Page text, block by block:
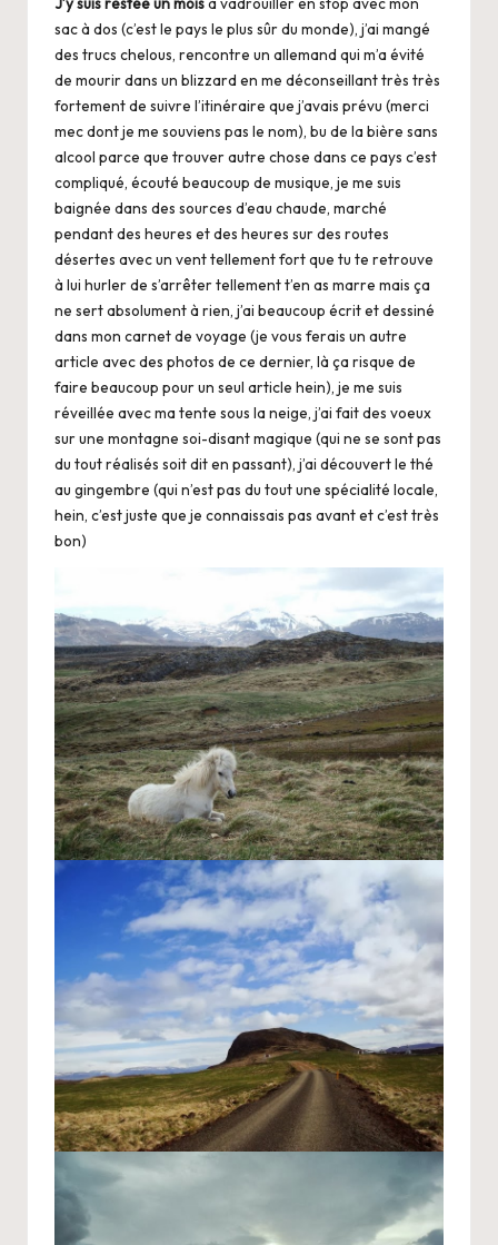
sac à dos (c’est le pays le plus sûr du monde), j’ai mangé
des trucs chelous, rencontre un allemand qui m’a évité
de mourir dans un blizzard en me déconseillant très très
fortement de suivre l’itinéraire que j’avais prévu (merci
mec dont je me souviens pas le nom), bu de la bière sans
alcool parce que trouver autre chose dans ce pays c’est
compliqué, écouté beaucoup de musique, je me suis
baignée dans des sources d’eau chaude, marché
pendant des heures et des heures sur des routes
désertes avec un vent tellement fort que tu te retrouve
à lui hurler de s’arrêter tellement t’en as marre mais ça
ne sert absolument à rien, j’ai beaucoup écrit et dessiné
dans mon carnet de voyage (je vous ferais un autre
article avec des photos de ce dernier, là ça risque de
faire beaucoup pour un seul article hein), je me suis
réveillée avec ma tente sous la neige, j’ai fait des voeux
sur une montagne soi-disant magique (qui ne se sont pas
du tout réalisés soit dit en passant), j’ai découvert le thé
au gingembre (qui n’est pas du tout une spécialité locale,
hein, c’est juste que je connaissais pas avant et c’est très
bon)